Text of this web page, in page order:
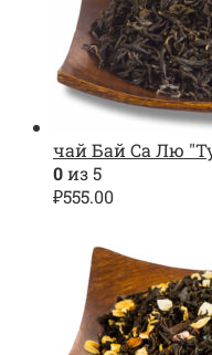
чай Бай Са Лю
0из 5
₽555.00